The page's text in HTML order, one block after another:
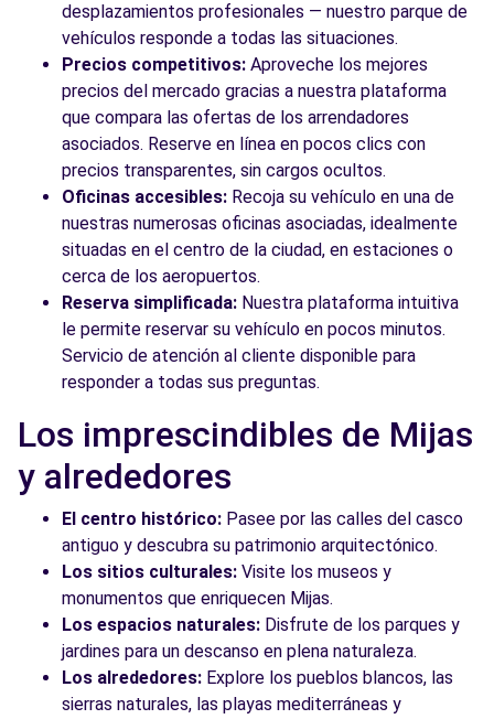
desplazamientos profesionales — nuestro parque de
vehículos responde a todas las situaciones.
Precios competitivos: Aproveche los mejores
precios del mercado gracias a nuestra plataforma
que compara las ofertas de los arrendadores
asociados. Reserve en línea en pocos clics con
precios transparentes, sin cargos ocultos.
Oficinas accesibles: Recoja su vehículo en una de
nuestras numerosas oficinas asociadas, idealmente
situadas en el centro de la ciudad, en estaciones o
cerca de los aeropuertos.
Reserva simplificada: Nuestra plataforma intuitiva
le permite reservar su vehículo en pocos minutos.
Servicio de atención al cliente disponible para
responder a todas sus preguntas.
Los imprescindibles de Mijas
y alrededores
El centro histórico: Pasee por las calles del casco
antiguo y descubra su patrimonio arquitectónico.
Los sitios culturales: Visite los museos y
monumentos que enriquecen Mijas.
Los espacios naturales: Disfrute de los parques y
jardines para un descanso en plena naturaleza.
Los alrededores: Explore los pueblos blancos, las
sierras naturales, las playas mediterráneas y